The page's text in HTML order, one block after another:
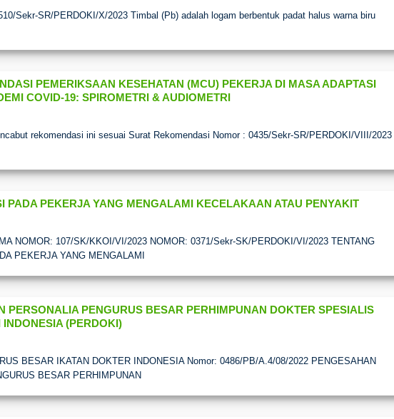
Sekr-SR/PERDOKI/X/2023 Timbal (Pb) adalah logam berbentuk padat halus warna biru
PEMERIKSAAN KESEHATAN (MCU) PEKERJA DI MASA ADAPTASI
COVID-19: SPIROMETRI & AUDIOMETRI
rekomendasi ini sesuai Surat Rekomendasi Nomor : 0435/Sekr-SR/PERDOKI/VIII/2023
PADA PEKERJA YANG MENGALAMI KECELAKAAN ATAU PENYAKIT
NOMOR: 107/SK/KKOI/VI/2023 NOMOR: 0371/Sekr-SK/PERDOKI/VI/2023 TENTANG
PEKERJA YANG MENGALAMI
PERSONALIA PENGURUS BESAR PERHIMPUNAN DOKTER SPESIALIS
(PERDOKI)
BESAR IKATAN DOKTER INDONESIA Nomor: 0486/PB/A.4/08/2022 PENGESAHAN
BESAR PERHIMPUNAN